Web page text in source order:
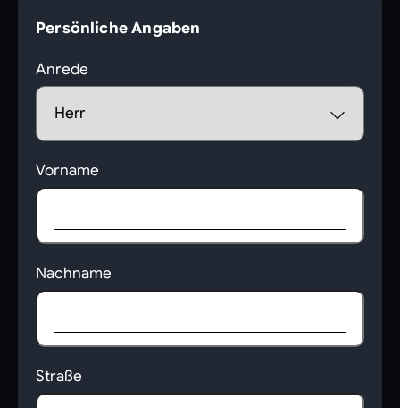
Persönliche Angaben
Anrede
Vorname
Nachname
Straße